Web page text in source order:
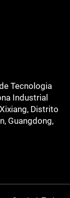
Tecnologia
Industrial
Distrito
Guangdong,